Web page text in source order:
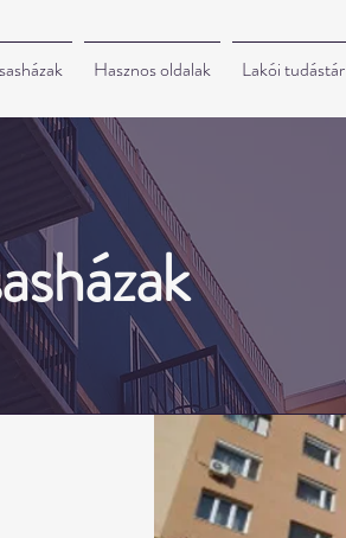
Hasznos oldalak Lakói tudástár